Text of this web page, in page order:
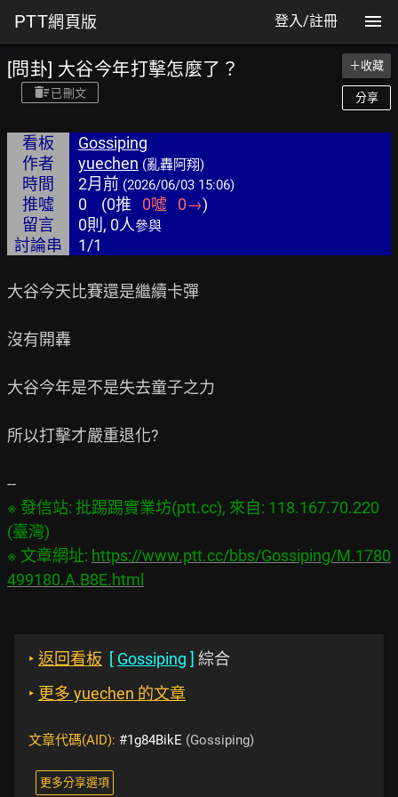
PTT網頁版 登入/註冊
[問卦] 大谷今年打擊怎麼了？
已刪文
＋收藏
分享
看板
Gossiping
作者
yuechen (亂轟阿翔)
時間 2月前 (2026/06/03 15:06)
推噓 0 (0推 0噓 0→)
留言
0則, 0人參與
討論串 1/1
大谷今天比賽還是繼續卡彈
沒有開轟
大谷今年是不是失去童子之力
所以打擊才嚴重退化?
※ 發信站: 批踢踢實業坊(ptt.cc), 來自: 118.167.70.220
(臺灣)
※ 文章網址: https://www.ptt.cc/bbs/Gossiping/M.1780
499180.A.B8E.html
‣ 返回看板 [ Gossiping ] 綜合
‣ 更多 yuechen 的文章
文章代碼(AID): #1g84BikE (Gossiping)
更多分享選項